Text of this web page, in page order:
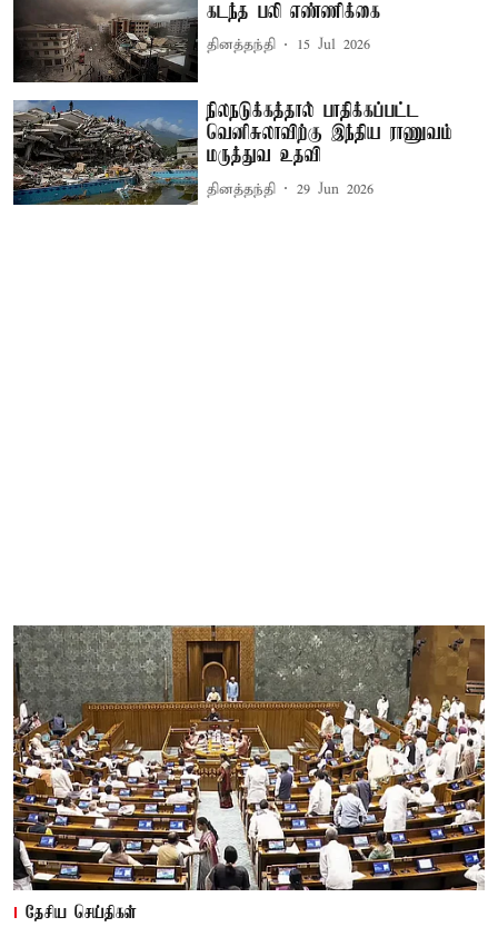
கடந்த பலி எண்ணிக்கை
தினத்தந்தி 15 Jul 2026
நிலநடுக்கத்தால் பாதிக்கப்பட்ட
வெனிசுலாவிற்கு இந்திய ராணுவம்
மருத்துவ உதவி
தினத்தந்தி 29 Jun 2026
தேசிய செய்திகள்